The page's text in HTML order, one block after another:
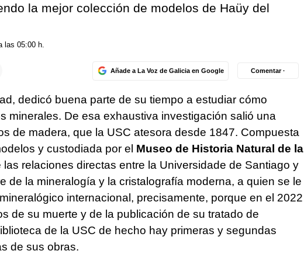
la mejor colección de modelos de Haüy del
las 05:00 h.
Añade a La Voz de Galicia en Google Comentar ·
dedicó buena parte de su tiempo a estudiar cómo
minerales. De esa exhaustiva investigación salió una
de madera, que la USC atesora desde 1847. Compuesta
y custodiada por el Museo de Historia Natural de la
relaciones directas entre la Universidade de Santiago y
de la mineralogía y la cristalografía moderna, a quien se le
internacional, precisamente, porque en el 2022
de su muerte y de la publicación de su tratado de
de la USC de hecho hay primeras y segundas
de sus obras.